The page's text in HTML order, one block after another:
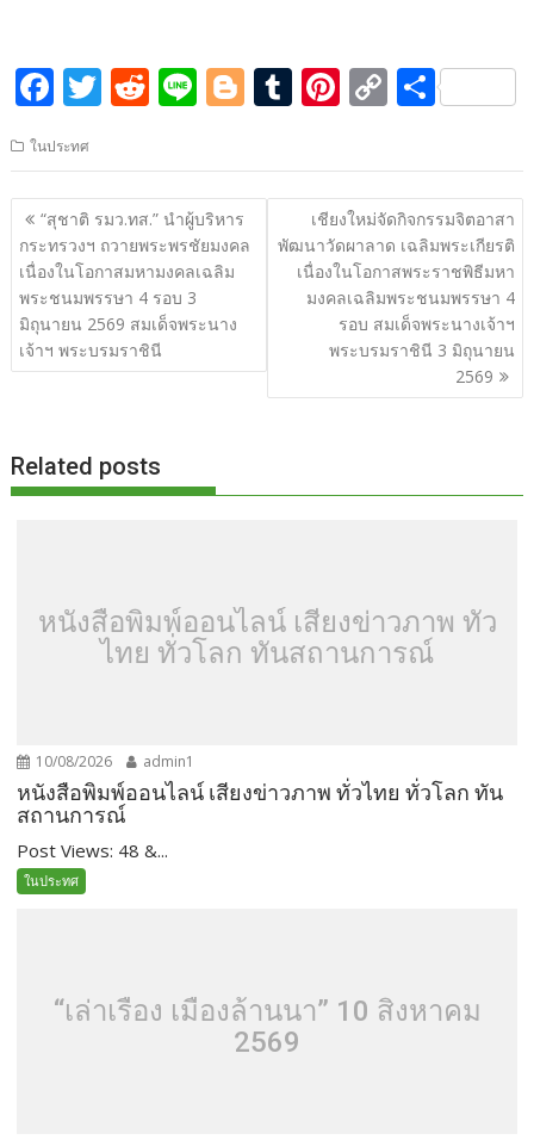
F
e
b
o
o
k
T
itt
er
R
d
di
t
Li
e
Bl
g
g
er
T
m
bl
r
Pi
er
e
st
C
p
y
Li
n
k
S
ar
e
ในประทศ
แนะแนว
เรื่อง
“สุชาติ รมว.ทส.” นำผู้บริหาร
กระทรวงฯ ถวายพระพรชัยมงคล
เนื่องในโอกาสมหามงคลเฉลิม
พระชนมพรรษา 4 รอบ 3
มิถุนายน 2569 สมเด็จพระนาง
เจ้าฯ พระบรมราชินี
เชียงใหม่จัดกิจกรรมจิตอาสา
พัฒนาวัดผาลาด เฉลิมพระเกียรติ
เนื่องในโอกาสพระราชพิธีมหา
มงคลเฉลิมพระชนมพรรษา 4
รอบ สมเด็จพระนางเจ้าฯ
พระบรมราชินี 3 มิถุนายน
2569
Related posts
หนังสือพิมพ์ออนไลน์ เสียงข่าวภาพ ทั่ว
ไทย ทั่วโลก ทันสถานการณ์
10/08/2026 admin1
หนังสือพิมพ์ออนไลน์ เสียงข่าวภาพ ทั่วไทย ทั่วโลก ทัน
สถานการณ์
Post Views: 48 &...
ในประทศ
“เล่าเรื่อง เมืองล้านนา” 10 สิงหาคม
2569